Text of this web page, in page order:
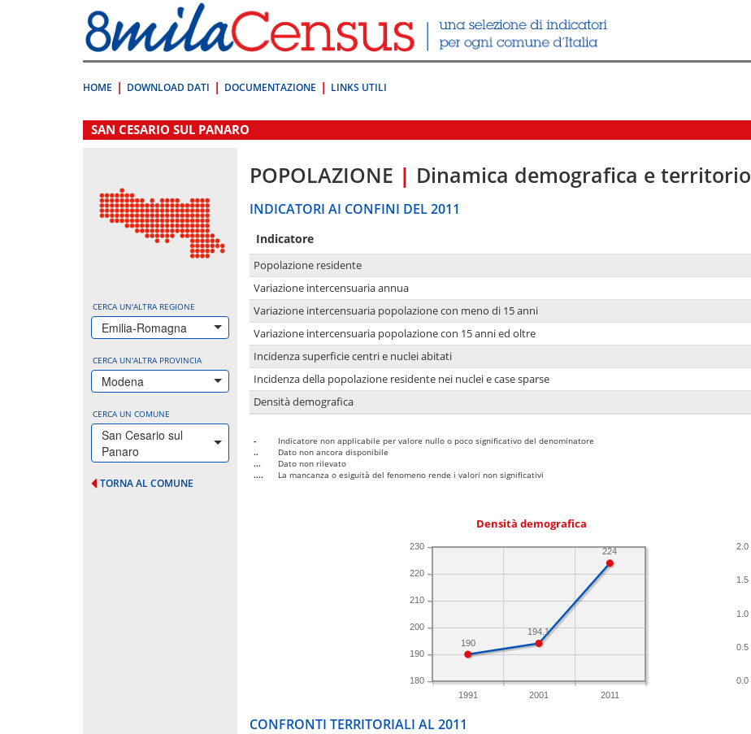
direttamente
a:
Contenuto
HOME DOWNLOAD DATI DOCUMENTAZIONE LINKS UTILI
.
SAN CESARIO SUL PANARO
CERCA UN'ALTRA REGIONE
Emilia-Romagna
CERCA UN'ALTRA PROVINCIA
Modena
CERCA UN COMUNE
San Cesario sul
Panaro
TORNA AL COMUNE
POPOLAZIONE | Dinamica demografica e territorio
INDICATORI AI CONFINI DEL 2011
Indicatore
Popolazione residente
Variazione intercensuaria annua
Variazione intercensuaria popolazione con meno di 15 anni
Variazione intercensuaria popolazione con 15 anni ed oltre
Incidenza superficie centri e nuclei abitati
Incidenza della popolazione residente nei nuclei e case sparse
Densità demografica
-
Indicatore non applicabile per valore nullo o poco significativo del denominatore
..
Dato non ancora disponibile
...
Dato non rilevato
....
La mancanza o esiguità del fenomeno rende i valori non significativi
Densità demografica
1991 2001 2011
180
190
200
210
220
230
224
194.1
190
0.0
0.5
1.0
1.5
2.0
CONFRONTI TERRITORIALI AL 2011